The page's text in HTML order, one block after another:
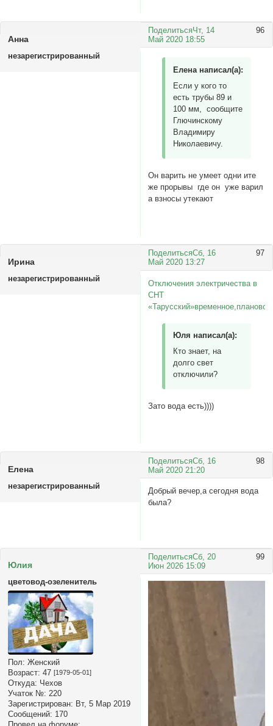
Поделиться 96
Чт, 14
Май 2020 18:55
Анна
незарегистрированный
Елена написал(а):
Если у кого то
есть трубы 89 и
100 мм, сообщите
Глючинскому
Владимиру
Николаевичу.
Он варить не умеет одни ите
же прорывы где он уже варил
а взносы утекают
Поделиться 97
Сб, 16
Май 2020 13:27
Ирина
незарегистрированный
Отключения электричества в
СНТ
Юля написал(а):
Кто знает, на
долго свет
отключили?
Зато вода есть))))
Поделиться 98
Сб, 16
Май 2020 21:20
Елена
незарегистрированный
Добрый вечер,а сегодня вода
была?
Поделиться 99
Сб, 20
Июн 2026 15:09
Юлия
цветовод-озеленитель
Пол: Женский
Возраст: 47 [1979-05-01]
Откуда: Чехов
Учаток №: 220
Зарегистрирован: Вт, 5 Мар 2019
Сообщений: 170